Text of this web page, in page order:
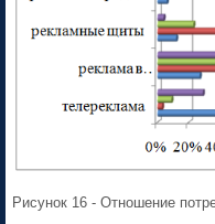
Рисунок 16 - Отношение